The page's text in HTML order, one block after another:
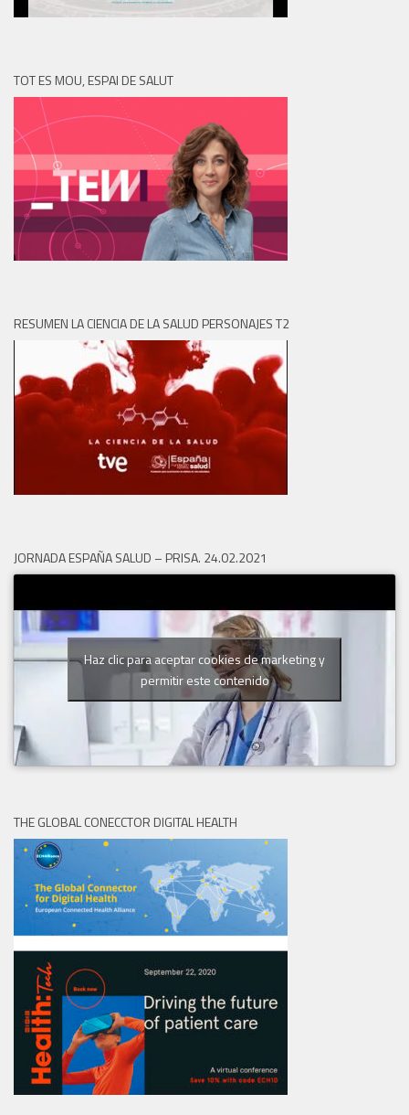
TOT ES MOU, ESPAI DE SALUT
RESUMEN LA CIENCIA DE LA SALUD PERSONAJES T2
JORNADA ESPAÑA SALUD – PRISA. 24.02.2021
Haz clic para aceptar cookies de marketing y
permitir este contenido
THE GLOBAL CONECCTOR DIGITAL HEALTH